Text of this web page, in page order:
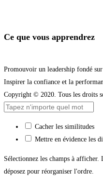
Ce que vous apprendrez
Promouvoir un leadership fondé
Inspirer la confiance et la
Copyright © 2020. Tous les droits
Cacher les similitudes
Mettre en évidence les
Sélectionnez les champs à afficher.
déposez pour réorganiser l'ordre.